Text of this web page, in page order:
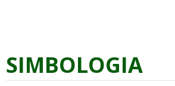
SIMBOLOGIA